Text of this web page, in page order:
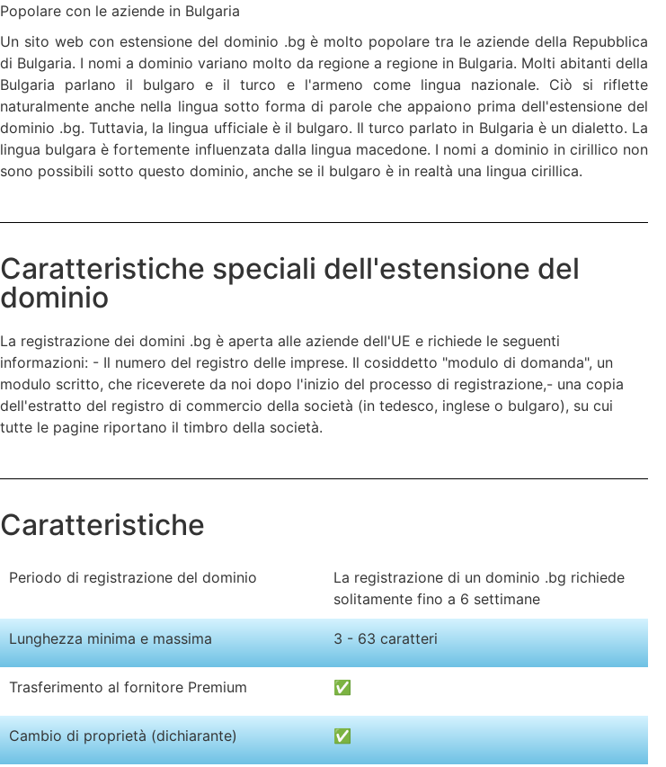
Popolare con le aziende in Bulgaria
Un sito web con estensione del dominio .bg è molto popolare tra le aziende della Repubblica
di Bulgaria. I nomi a dominio variano molto da regione a regione in Bulgaria. Molti abitanti della
Bulgaria parlano il bulgaro e il turco e l'armeno come lingua nazionale. Ciò si riflette
naturalmente anche nella lingua sotto forma di parole che appaiono prima dell'estensione del
dominio .bg. Tuttavia, la lingua ufficiale è il bulgaro. Il turco parlato in Bulgaria è un dialetto. La
lingua bulgara è fortemente influenzata dalla lingua macedone. I nomi a dominio in cirillico non
sono possibili sotto questo dominio, anche se il bulgaro è in realtà una lingua cirillica.
Caratteristiche speciali dell'estensione del
dominio
La registrazione dei domini .bg è aperta alle aziende dell'UE e richiede le seguenti
informazioni: - Il numero del registro delle imprese. Il cosiddetto "modulo di domanda", un
modulo scritto, che riceverete da noi dopo l'inizio del processo di registrazione,- una copia
dell'estratto del registro di commercio della società (in tedesco, inglese o bulgaro), su cui
tutte le pagine riportano il timbro della società.
Caratteristiche
Periodo di registrazione del dominio
La registrazione di un dominio .bg richiede
solitamente fino a 6 settimane
Lunghezza minima e massima 3 - 63 caratteri
Trasferimento al fornitore Premium ✅
Cambio di proprietà (dichiarante) ✅